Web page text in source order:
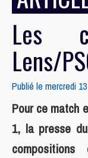
Les
Lens/
Publié le mercredi
Pour ce match
1, la presse